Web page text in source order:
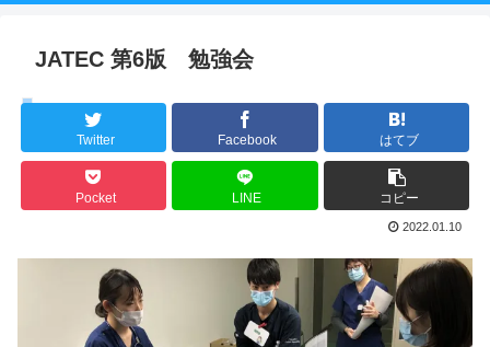
JATEC 第6版 勉強会
Twitter Facebook はてブ
Pocket LINE コピー
2022.01.10